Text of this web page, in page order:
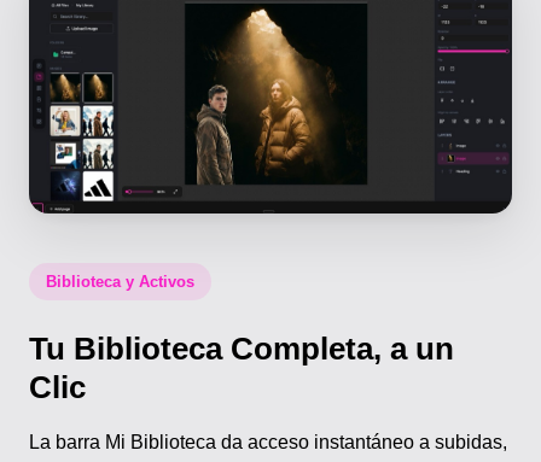
Biblioteca y Activos
Tu Biblioteca Completa, a un
Clic
La barra Mi Biblioteca da acceso instantáneo a subidas,